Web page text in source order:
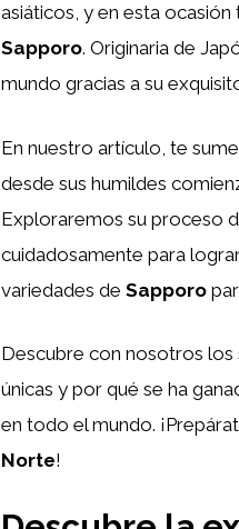
asiáticos, y en esta
Sapporo. Originaria de
mundo gracias a su
En nuestro artículo, te
desde sus humildes
Exploraremos su proceso
cuidadosamente para
variedades de Sapporo
Descubre con nosotros
únicas y por qué se ha
en todo el mundo.
Norte!